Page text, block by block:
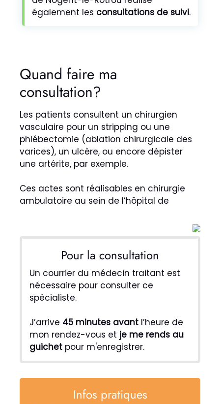
également les consultations de suivi.
Quand faire ma
consultation?
Les patients consultent un chirurgien
vasculaire pour un stripping ou une
phlébectomie (ablation chirurgicale des
varices), un ulcère, ou encore dépister
une artérite, par exemple.
Ces actes sont réalisables en chirurgie
ambulatoire au sein de l’hôpital de
Pour la consultation
Un courrier du médecin traitant est
nécessaire pour consulter ce
spécialiste.
J’arrive 45 minutes avant l’heure de
mon rendez-vous et je me rends au
guichet pour m'enregistrer.
Infos pratiques